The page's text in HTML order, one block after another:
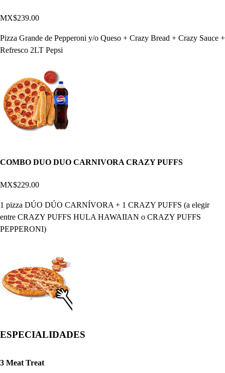
MX$239.00
Pizza Grande de Pepperoni y/o Queso + Crazy Bread + Crazy Sauce +
Refresco 2LT Pepsi
COMBO DUO DUO CARNIVORA CRAZY PUFFS
MX$229.00
1 pizza DÚO DÚO CARNÍVORA + 1 CRAZY PUFFS (a elegir
entre CRAZY PUFFS HULA HAWAIIAN o CRAZY PUFFS
PEPPERONI)
ESPECIALIDADES
3 Meat Treat